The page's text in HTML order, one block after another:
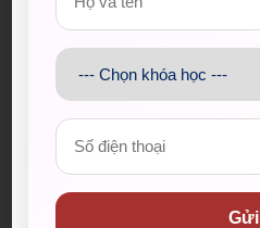
Bài viết mới nhất
Gửi